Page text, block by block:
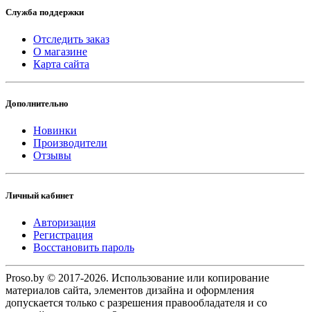
Служба поддержки
Отследить заказ
О магазине
Карта сайта
Дополнительно
Новинки
Производители
Отзывы
Личный кабинет
Авторизация
Регистрация
Восстановить пароль
Proso.by © 2017-2026. Использование или копирование
материалов сайта, элементов дизайна и оформления
допускается только с разрешения правообладателя и со